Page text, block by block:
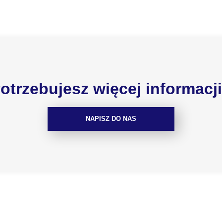
więcej
NAPISZ DO NAS